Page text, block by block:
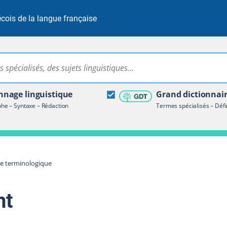
de la langue française
Rechercher dans tout le site
linguistique
– Syntaxe – Rédaction
Grand
Termes spécialisés –
terminologique
terminologique